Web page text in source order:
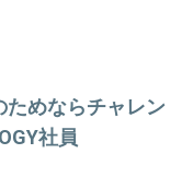
ためならチャレン
社員